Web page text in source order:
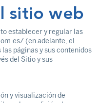
sitio web
establecer y regular las
(en adelante, el
páginas y sus contenidos
del Sitio y sus
y visualización de